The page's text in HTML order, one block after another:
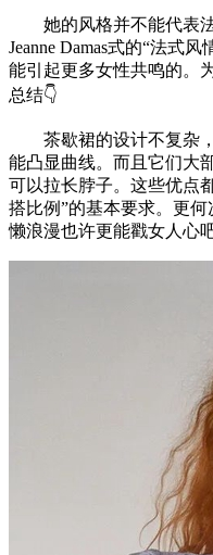
她的风格并不能代表法
Jeanne Damas式的“法式
能引起更多女性共鸣的。
总结👇
茶歇裙的设计不复杂，
能凸显曲线。而且它们大
可以拉长脖子。这些优点
搭比例”的基本要求。更
懒浪漫也许更能戳女人心吧